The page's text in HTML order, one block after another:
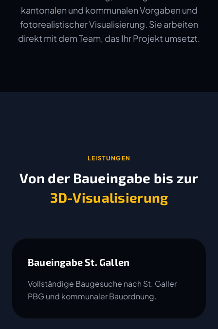
kantonalen und kommunalen Vorgaben und
fotorealistischer Visualisierung. Sie arbeiten
direkt mit dem Team, das Ihr Projekt umsetzt.
LEISTUNGEN
Von der Baueingabe bis zur
3D-Visualisierung
Baueingabe St. Gallen
Vollständige Baugesuche nach St. Galler
PBG und kommunaler Bauordnung.